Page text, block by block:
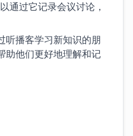
通过它记录会议讨论，
听播客学习新知识的朋
助他们更好地理解和记